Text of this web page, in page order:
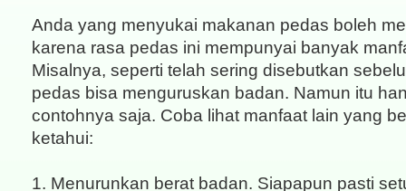
Anda yang menyukai makanan pedas boleh
karena rasa pedas ini mempunyai banyak
Misalnya, seperti telah sering disebutkan
pedas bisa menguruskan badan. Namun itu
contohnya saja. Coba lihat manfaat lain yang
ketahui:
1. Menurunkan berat badan. Siapapun pasti